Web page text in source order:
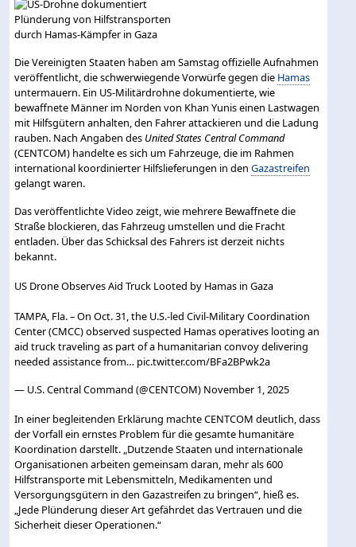
Die Vereinigten Staaten haben am Samstag offizielle Aufnahmen
veröffentlicht, die schwerwiegende Vorwürfe gegen die Hamas
untermauern. Ein US-Militärdrohne dokumentierte, wie
bewaffnete Männer im Norden von Khan Yunis einen Lastwagen
mit Hilfsgütern anhalten, den Fahrer attackieren und die Ladung
rauben. Nach Angaben des United States Central Command
(CENTCOM) handelte es sich um Fahrzeuge, die im Rahmen
international koordinierter Hilfslieferungen in denGazastreifen
gelangt waren.
Das veröffentlichte Video zeigt, wie mehrere Bewaffnete die
Straße blockieren, das Fahrzeug umstellen und die Fracht
entladen. Über das Schicksal des Fahrers ist derzeit nichts
bekannt.
US Drone Observes Aid Truck Looted by Hamas in Gaza
TAMPA, Fla. – On Oct. 31, the U.S.-led Civil-Military Coordination
Center (CMCC) observed suspected Hamas operatives looting an
aid truck traveling as part of a humanitarian convoy delivering
needed assistance from… pic.twitter.com/BFa2BPwk2a
— U.S. Central Command (@CENTCOM) November 1, 2025
In einer begleitenden Erklärung machte CENTCOM deutlich, dass
der Vorfall ein ernstes Problem für die gesamte humanitäre
Koordination darstellt. „Dutzende Staaten und internationale
Organisationen arbeiten gemeinsam daran, mehr als 600
Hilfstransporte mit Lebensmitteln, Medikamenten und
Versorgungsgütern in den Gazastreifen zu bringen“, hieß es.
„Jede Plünderung dieser Art gefährdet das Vertrauen und die
Sicherheit dieser Operationen.“